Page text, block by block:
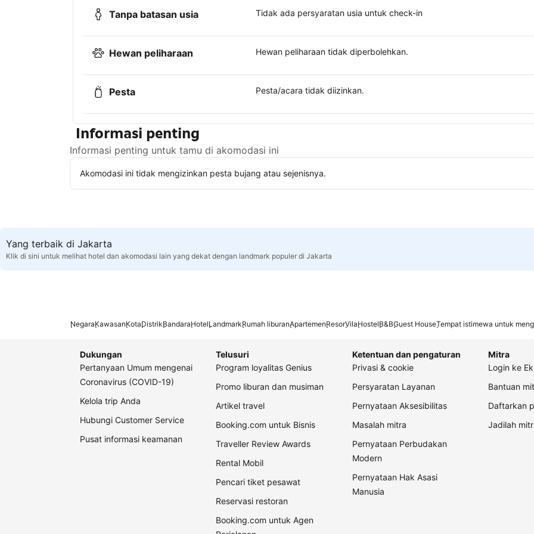
Tanpa batasan usia Tidak ada persyaratan usia untuk check-in
Hewan peliharaan Hewan peliharaan tidak diperbolehkan.
Pesta Pesta/acara tidak diizinkan.
Informasi penting
Informasi penting untuk tamu di akomodasi ini
Akomodasi ini tidak mengizinkan pesta bujang atau sejenisnya.
Yang terbaik di Jakarta
Klik di sini untuk melihat hotel dan akomodasi lain yang dekat dengan landmark populer di Jakarta
NegaraKawasanKotaDistrikBandaraHotelLandmarkRumah liburanApartemenResorVilaHostelB&BGuest HouseTempat istimewa untuk
Dukungan
Pertanyaan Umum mengenai
Coronavirus (COVID-19)
Kelola trip Anda
Hubungi Customer Service
Pusat informasi keamanan
Telusuri
Program loyalitas Genius
Promo liburan dan musiman
Artikel travel
Booking.com untuk Bisnis
Traveller Review Awards
Rental Mobil
Pencari tiket pesawat
Reservasi restoran
Booking.com untuk Agen
Ketentuan dan pengaturan
Privasi & cookie
Persyaratan Layanan
Pernyataan Aksesibilitas
Masalah mitra
Pernyataan Perbudakan
Modern
Pernyataan Hak Asasi
Manusia
Mitra
Login ke
Bantuan
Daftarkan
Jadilah